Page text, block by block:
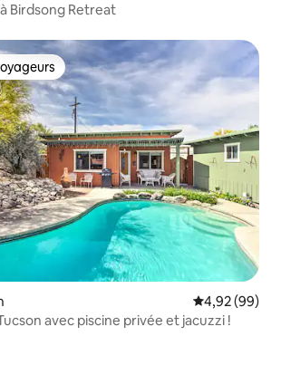
Birdsong Retreat
Évaluation
4,92 (99)
avec piscine privée et jacuzzi !